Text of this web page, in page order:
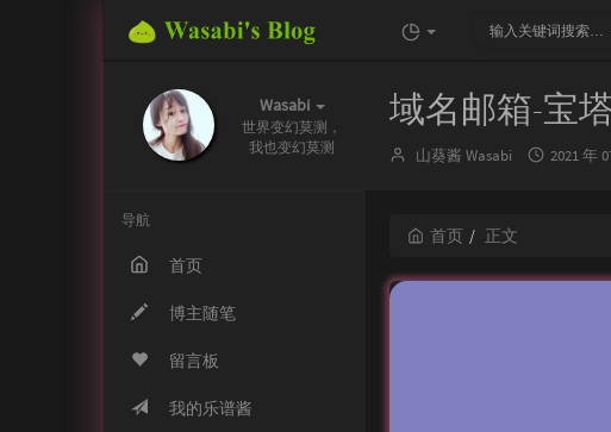
Wasabi
世界变幻莫测，
我也na8[
导航
首页
博主随笔
留言板
我的乐谱酱
域名邮箱-宝
博
山葵酱 Wasabi
发
2021 年
首页 正文